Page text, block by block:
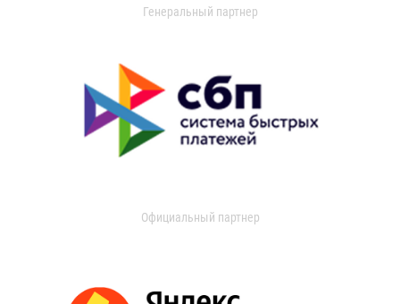
Генеральный партнер
Официальный партнер